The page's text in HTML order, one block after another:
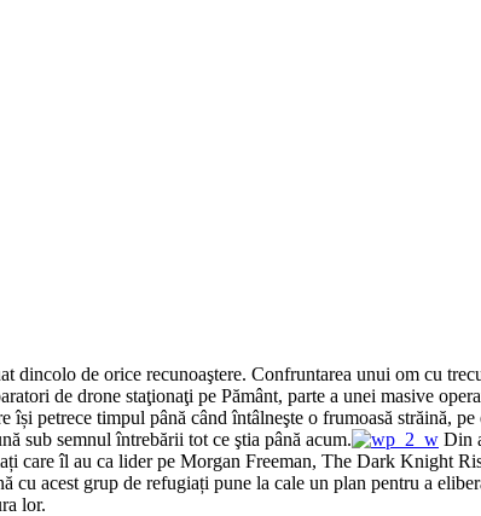
dincolo de orice recunoaştere. Confruntarea unui om cu
de drone staţionaţi pe Pământ, parte a unei masive
petrece timpul până când întâlneşte o frumoasă străină,
sub semnul întrebării tot ce ştia până acum.
Din
care îl au ca lider pe Morgan Freeman, The Dark Knight
cu acest grup de refugiați pune la cale un plan pentru a
lor.